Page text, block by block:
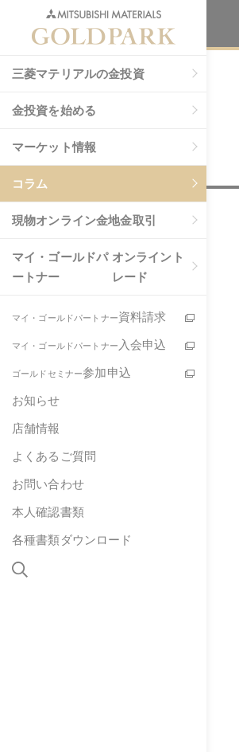
三菱マテリアルの金投資
金投資を始める
マーケット情報
コラム
現物オンライン金地金取引
マイ・ゴールドパ
ートナー
オンライント
レード
マイ・ゴールドパートナー資料請求
マイ・ゴールドパートナー 入会申込
ゴールドセミナー参加申込
お知らせ
店舗情報
よくあるご質問
お問い合わせ
本人確認書類
各種書類ダウンロード